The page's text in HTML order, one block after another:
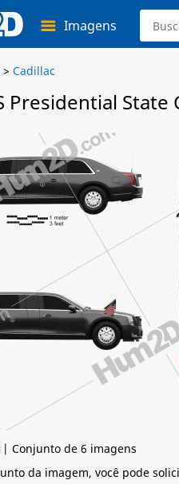
Imagens
> Cadillac
Presidential State
| Conjunto de 6 imagens
da imagem, você pode